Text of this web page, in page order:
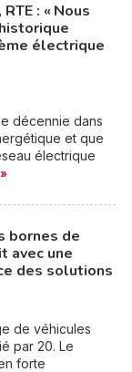
: « Nous
électrique
décennie dans
et que
électrique
bornes de
avec une
des solutions
de véhicules
par 20. Le
forte